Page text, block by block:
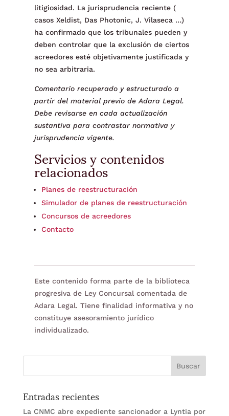
litigiosidad. La jurisprudencia reciente (
casos Xeldist, Das Photonic, J. Vilaseca …)
ha confirmado que los tribunales pueden y
deben controlar que la exclusión de ciertos
acreedores esté objetivamente justificada y
no sea arbitraria.
Comentario recuperado y estructurado a
partir del material previo de Adara Legal.
Debe revisarse en cada actualización
sustantiva para contrastar normativa y
jurisprudencia vigente.
Servicios y contenidos
relacionados
Planes de reestructuración
Simulador de planes de reestructuración
Concursos de acreedores
Contacto
Este contenido forma parte de la biblioteca
progresiva de Ley Concursal comentada de
Adara Legal. Tiene finalidad informativa y no
constituye asesoramiento jurídico
individualizado.
Entradas recientes
La CNMC abre expediente sancionador a Lyntia por